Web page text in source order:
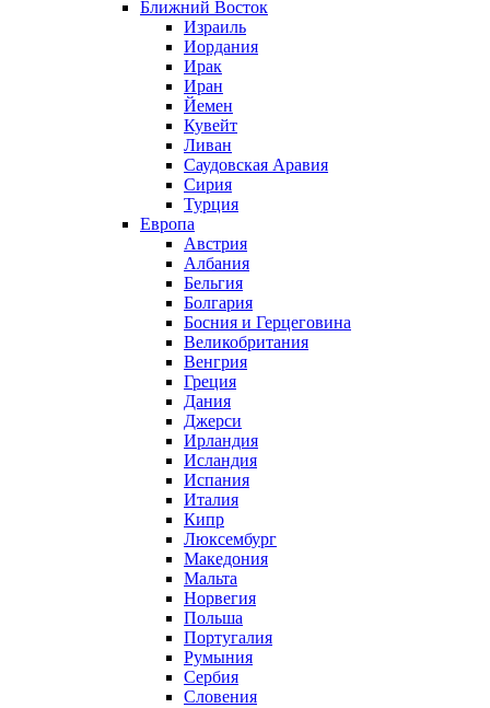
Ближний Восток
Израиль
Иордания
Ирак
Иран
Йемен
Кувейт
Ливан
Саудовская Аравия
Сирия
Турция
Европа
Австрия
Албания
Бельгия
Болгария
Босния и Герцеговина
Великобритания
Венгрия
Греция
Дания
Джерси
Ирландия
Исландия
Испания
Италия
Кипр
Люксембург
Македония
Мальта
Норвегия
Польша
Португалия
Румыния
Сербия
Словения